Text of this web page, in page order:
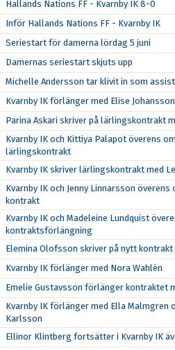
Hallands Nations FF - Kvarnby IK 8-0
Inför Hallands Nations FF - Kvarnby IK
Seriestart för damerna lördag 5 juni
Damernas seriestart skjuts upp
Michelle Andersson tar klivit in som
Kvarnby IK förlänger med Elise
Parina Askari skriver på lärlingskontrakt
Kvarnby IK och Kittiya Palapot överens
lärlingskontrakt
Kvarnby IK skriver lärlingskontrakt med
Kvarnby IK och Jenny Linnarsson
kontrakt
Kvarnby IK och Madeleine Lundquist
kontraktsförlängning
Elemina Olofsson skriver på nytt kontrakt
Kvarnby IK förlänger med Nora Wahlén
Emelie Gustavsson förlänger kontraktet
Kvarnby IK förlänger med Ella Malmgren
Karlsson
Ellinor Klintberg fortsätter i Kvarnby IK